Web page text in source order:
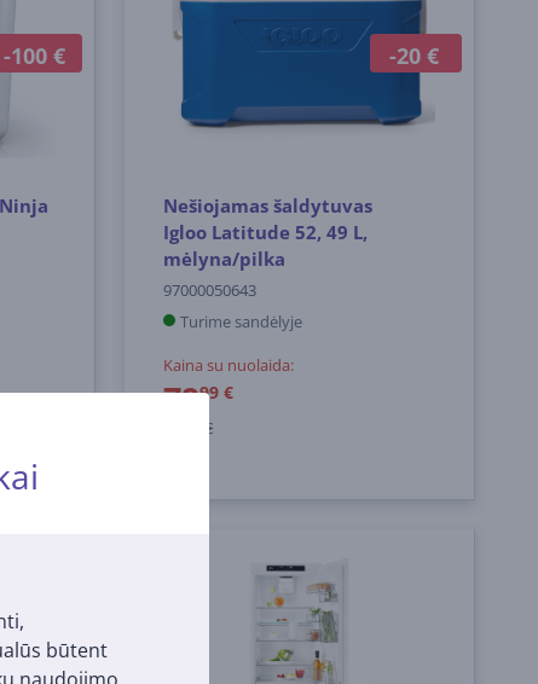
būtent
-100 € -20 €
Nešiojamas šaldytuvas
Igloo Latitude 52, 49 L,
mėlyna/pilka
97000050643
Turime sandėlyje
Kaina su nuolaida:
7999 €
99.99 €